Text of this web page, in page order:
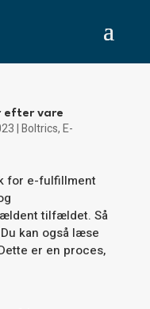
efter vare
|Boltrics,E-
for e-fulfillment
tilfældet. Så
kan også læse
er en proces,